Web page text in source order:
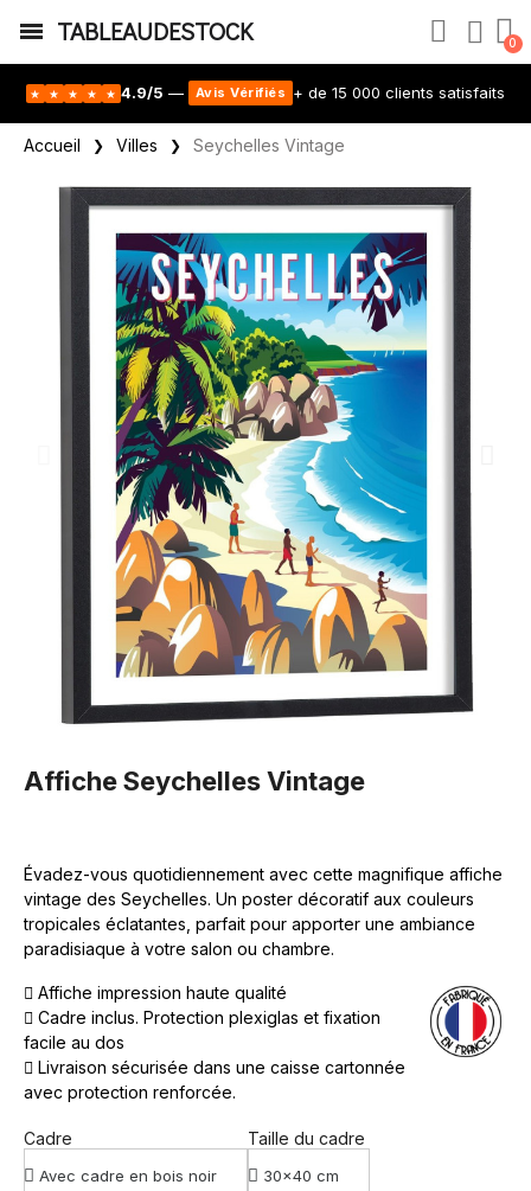
TABLEAUDESTOCK
★ ★ ★ ★ ★ 4.9/5 — Avis Vérifiés + de 15 000 clients satisfaits
Accueil Villes Seychelles Vintage
Affiche Seychelles Vintage
Évadez-vous quotidiennement avec cette magnifique affiche
vintage des Seychelles. Un poster décoratif aux couleurs
tropicales éclatantes, parfait pour apporter une ambiance
paradisiaque à votre salon ou chambre.
Affiche impression haute qualité
Cadre inclus. Protection plexiglas et fixation
facile au dos
Livraison sécurisée dans une caisse cartonnée
avec protection renforcée.
Cadre Taille du cadre